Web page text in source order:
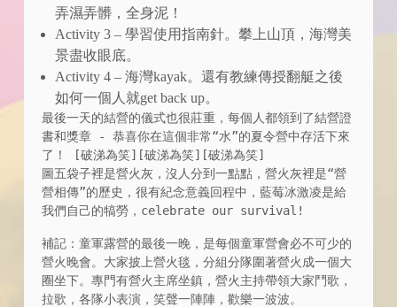
弄濕弄髒，全身泥！
Activity 3 – 學習使用指南針。攀上山頂，海灣美
景盡收眼底。
Activity 4 – 海灣kayak。還有教練傳授翻艇之後
如何一個人就get back up。
最後一天的結營的儀式也很莊重，每個人都領到了結營證
書和獎章 - 恭喜你在這個非常“水”的夏令營中存活下來
了！ [破涕為笑][破涕為笑][破涕為笑]
​圖五袋子裡是營火灰，沒人分到一點點，營火灰裡是“營
營相傳”的歷史，很有紀念意義回程中，藍莓冰激凌是給
我們自己的犒勞，celebrate our survival!
補記：童軍露營的最後一晚，是每個童軍營會必不可少的
營火晚會。大家披上營火毯，分組分隊圍著營火成一個大
圈坐下。專門有營火主席坐鎮，營火主持帶領大家鬥歌，
拉歌，各隊小表演，笑聲一陣陣，歡樂一波波。